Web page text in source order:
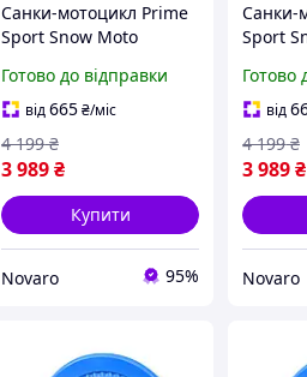
Санки-мотоцикл Prime
Sport Snow Moto
Готово до відправки
від665₴/міс
3 989₴
4 199 ₴
Купити
Novaro 95%
Санки-
Sport
Готово
від
3 989₴
4 199 ₴
Novaro